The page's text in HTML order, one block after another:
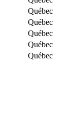
Québec
Québec
Québec
Québec
Québec